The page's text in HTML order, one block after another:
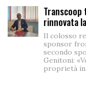
Transcoop
rinnovata
Il colosso
sponsor
secondo
Genitoni:
proprietà in